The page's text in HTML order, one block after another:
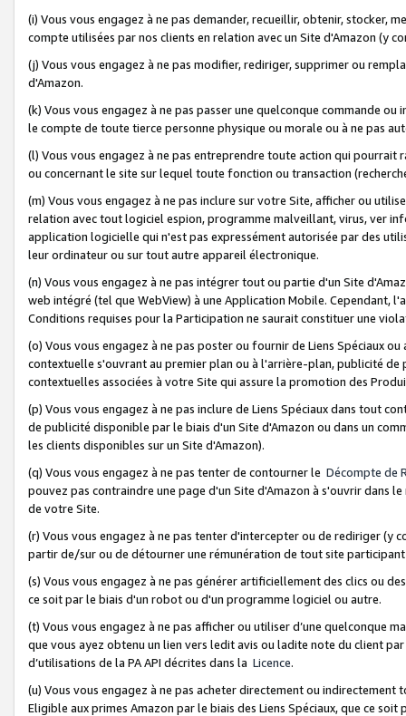
(i) Vous vous engagez à ne pas demander, recueillir, obtenir, stocker,
compte utilisées par nos clients en relation avec un Site d'Amazon (y
(j) Vous vous engagez à ne pas modifier, rediriger, supprimer ou
d'Amazon.
(k) Vous vous engagez à ne pas passer une quelconque commande
le compte de toute tierce personne physique ou morale ou à ne pas
(l) Vous vous engagez à ne pas entreprendre toute action qui
ou concernant le site sur lequel toute fonction ou transaction
(m) Vous vous engagez à ne pas inclure sur votre Site, afficher ou
relation avec tout logiciel espion, programme malveillant, virus, ver
application logicielle qui n'est pas expressément autorisée par des
leur ordinateur ou sur tout autre appareil électronique.
(n) Vous vous engagez à ne pas intégrer tout ou partie d'un Site
web intégré (tel que WebView) à une Application Mobile. Cependant,
Conditions requises pour la Participation ne saurait constituer une
(o) Vous vous engagez à ne pas poster ou fournir de Liens Spéciaux
contextuelle s'ouvrant au premier plan ou à l'arrière-plan, publicité
contextuelles associées à votre Site qui assure la promotion des
(p) Vous vous engagez à ne pas inclure de Liens Spéciaux dans tout
de publicité disponible par le biais d'un Site d'Amazon ou dans un
les clients disponibles sur un Site d'Amazon).
(q) Vous vous engagez à ne pas tenter de contourner le Décompte de
pouvez pas contraindre une page d'un Site d'Amazon à s'ouvrir dans
de votre Site.
(r) Vous vous engagez à ne pas tenter d'intercepter ou de rediriger
partir de/sur ou de détourner une rémunération de tout site
(s) Vous vous engagez à ne pas générer artificiellement des clics ou
ce soit par le biais d'un robot ou d'un programme logiciel ou autre.
(t) Vous vous engagez à ne pas afficher ou utiliser d’une quelconque
que vous ayez obtenu un lien vers ledit avis ou ladite note du client
d’utilisations de la PA API décrites dans la Licence.
(u) Vous vous engagez à ne pas acheter directement ou
Eligible aux primes Amazon par le biais des Liens Spéciaux, que ce